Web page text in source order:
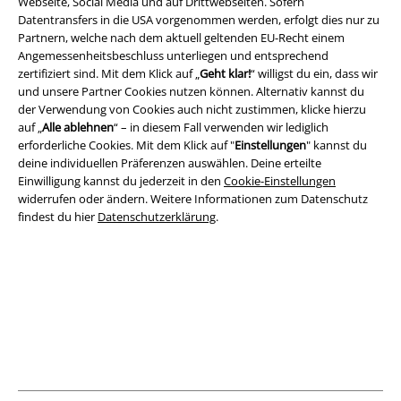
Datentransfers in die USA vorgenommen werden, erfolgt dies nur zu
Partnern, welche nach dem aktuell geltenden EU-Recht einem
Angemessenheitsbeschluss unterliegen und entsprechend
zertifiziert sind. Mit dem Klick auf „ Geht klar!“ willigst du ein, dass wir
und unsere Partner Cookies nutzen können. Alternativ kannst du
der Verwendung von Cookies auch nicht zustimmen, klicke hierzu
auf „ Alle ablehnen“ – in diesem Fall verwenden wir lediglich
erforderliche Cookies. Mit dem Klick auf "Einstellungen" kannst du
deine individuellen Präferenzen auswählen. Deine erteilte
Einwilligung kannst du jederzeit in den Cookie-Einstellungen
widerrufen oder ändern. Weitere Informationen zum Datenschutz
findest du hier Datenschutzerklärung.
Rechtliches
AGB
Impressum
Datenschutz
Entsorgung und Umweltschutz